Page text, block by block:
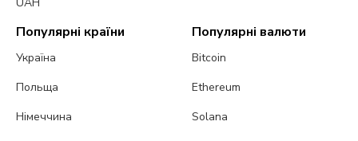
UAH
Популярні країни
Україна
Польща
Німеччина
Популярні валюти
Bitcoin
Ethereum
Solana